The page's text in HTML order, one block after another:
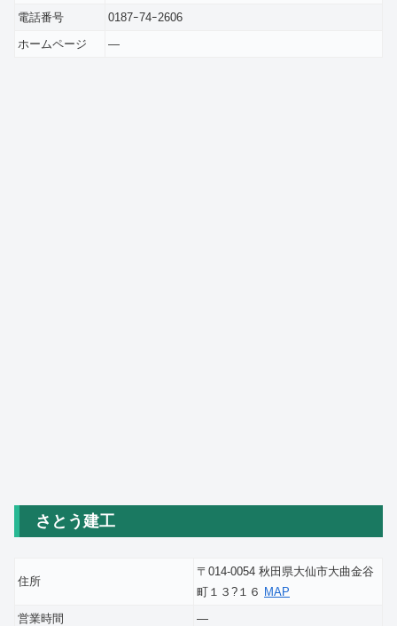
電話番号
0187ｰ74ｰ2606
ホームページ
―
さとう建工
住所
〒014-0054 秋田県大仙市大曲金谷
町１３?１６ MAP
営業時間
―